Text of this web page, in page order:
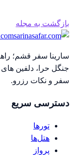
بازگشت به مجله
سارینا سفر قشم؛
جنگل حرا، دلفین های
سفر و نکات رزرو.
دسترسی سریع
تورها
هتل‌ها
پرواز